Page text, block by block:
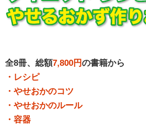
全8冊、総額7,800円の書籍から
・レシピ
・やせおかのコツ
・やせおかのルール
・容器